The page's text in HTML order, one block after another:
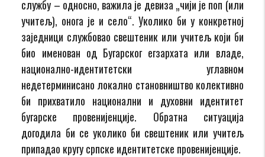
службу – односно, важила је девиза „чији је поп (или
учитељ), онога је и село“. Уколико би у конкретној
заједници службовао свештеник или учитељ који би
био именован од Бугарског егзархата или владе,
национално-идентитетски углавном
недетерминисано локално становништво колективно
би прихватило национални и духовни идентитет
бугарске провенијенције. Обратна ситуација
догодила би се уколико би свештеник или учитељ
припадао кругу српске идентитетске провенијенције.